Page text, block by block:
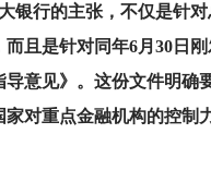
银行的主张，不仅是针
且是针对同年6月30日
意见》。这份文件明确
对重点金融机构的控制